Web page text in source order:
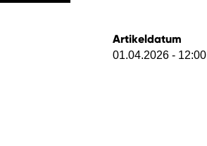
Artikeldatum
01.04.2026 - 12:00